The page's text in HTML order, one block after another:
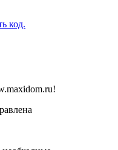
код.